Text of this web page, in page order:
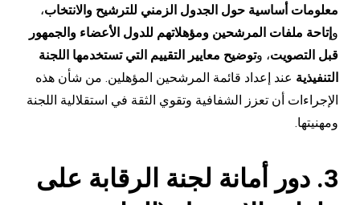
معلومات أساسية حول الجدول الزمني للترشيح والانتخاب،
وإتاحة ملفات المرشحين ومؤهلاتهم للدول الأعضاء والجمهور
قبل التصويت، وتوضيح معايير التقييم التي تستخدمها اللجنة
التنفيذية عند إعداد قائمة المرشحين المؤهلين. من شأن هذه
الإجراءات أن تعزز الشفافية وتقوي الثقة في استقلالية اللجنة
ومهنيتها.
3. دور أمانة لجنة الرقابة على